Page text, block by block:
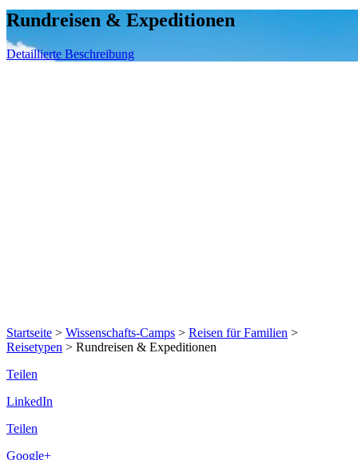
Rundreisen & Expeditionen
Detaillierte Beschreibung
Startseite > Wissenschafts-Camps > Reisen für Familien >
Reisetypen > Rundreisen & Expeditionen
Teilen
LinkedIn
Teilen
Google+